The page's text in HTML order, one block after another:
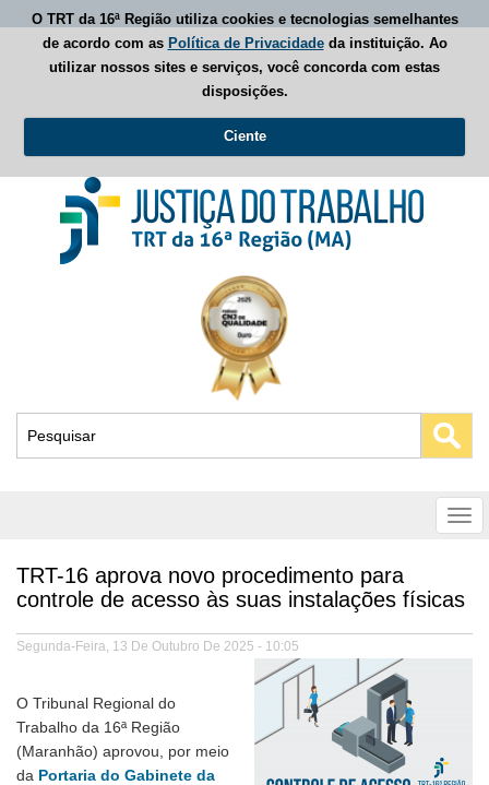
O TRT da 16ª Região utiliza cookies e tecnologias semelhantes
de acordo com as Política de Privacidadeda instituição. Ao
utilizar nossos sites e serviços, você concorda com estas
disposições.
Ciente
TRT-16 aprova novo procedimento para
controle de acesso às suas instalações físicas
Segunda-Feira, 13 De Outubro De 2025 - 10:05
O Tribunal Regional do
Trabalho da 16ª Região
(Maranhão) aprovou, por meio
da Portaria do Gabinete da